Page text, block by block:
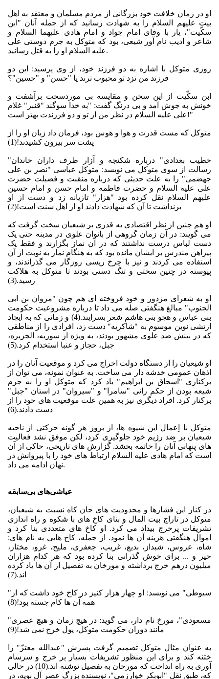
او در زمان خلافت خود بزرگانى از مردم مسلمان و معتقد به اهل
بیت علیهم ‌السلام را به شهادت رسانید كه از جمله آنان "ابن
سكّیت"، یار با وفاى امام جواد و امام هادى علیهما‌ السلام و
شاعر و ادیب نام آور شیعى، بود كه متوكل به جرم دوستى على
علیه السلام او را به قتل رسانید.
روزى متوكل با اشاره به دو فرزند خود، از وى پرسید: این دو
فرزند من نزد تو محبوب ترند یا "حسن" و "حسین"؟
ابن سكّیت از این سخن و مقایسه بى موردسخت برآشفت و
خونش به جوش آمد و بى درنگ گفت: "به خدا سوگند "قنبر" غلام
على علیه السلام در نظر من از تو و دو فرزندت بهتر است!"
متوكل كه مست قدرت و هوا و هوس بود، فرمان داد زبان او را از
پشت سر بیرون كشیدند!(1)
"خطیب بغدادى" درباره شكنجه و آزار طرف داران خاندان
رسالت از سوى متوكل مى‏ نویسد: متوكل عباسى "نصر بن على
جهضمى" را به علت حدیثى كه درباره منقبت و فضیلت حضرت
على علیه السلام و حضرت فاطمه و امام حسن و امام حسین
علیهم السلام نقل كرده بود "هزار" تازیانه زد و دست از او
برنداشت تا آن كه شهادت دادند او از اهل سنت است!(2)
او هم چنین از نظر اقتصادى به قدرى بر شیعیان سخت گرفت كه
مى‏ گویند: در آن زمان گروهى از بانوان علوى در مدینه حتى یک
دست لباس درست نداشتند كه در آن نماز بگزارند و فقط یک
پیراهن مندرس بر ایشان مانده بود كه به هنگام نماز به نوبت از آن
استفاده مى‏ كردند و نیز با چرخ ریسى روزگار مى‏ گذراندند، و
پیوسته در چنین سختى و تنگ دستى بودند تا متوكل به هلاكت
رسید.(3)
او به شعراى مزدور و خود فروخته ‏اى هم چون "مروان بن ابى
الجنوب" مبالغ هنگفتى صله مى‏ داد تا درباره مشروعیت حكومت
بنى عباس و هجو بنى هاشم شعر بسرایند.(4) و زمانى كه به ایجاد
ارتشى نوین موسوم به "شاكریه" دست زد، افرادى را از مناطقى
كه در بینش ضد علوى مشهور بودند، به ویژه از سوریه، الجزیره،
جبل، حجاز و عنبا استخدام كرد.(5)
او شیعیان را از دستگاه دولت اخراج مى‏ كرد و موقعیت آنان را در
اذهان عمومى خدشه دار مى‏ ساخت. به عنوان نمونه، مى‏ توان از
بركنارى "اسحاق بن ابراهیم" یاد كرد كه متوكل او را به جرم
شیعه بودن از حكم رانى "سامرا" و "سیروان" در استان "جبل"
بركنار كرد. افراد دیگرى نیز به همین علت موقعیت هاى خود را از
دست دادند.(6)
متوكل با اِعمال این شیوه‏ ها، از بروز هر گونه حركتى از ناحیه
شیعیان بر ضد رژیم خود جلوگیرى كرد، لكن موفق نشد فعالیت
هاى پنهانى آنان را خاتمه بخشد. گزارش هاى تاریخى، حاكى از آن
است كه امام هادى علیه السلام ارتباط هاى خود را با پیروانش در
نهان ادامه مى ‏داد.
عیاشی‌های بی‌سابقه
در كنار این فشارها و محدودیت هاى جان كاه نسبت به شیعیان،
متوكل در تاراج بیت المال و بناى كاخ هاى با شكوه و راه اندازى
تشریفات پرخرج بیداد مى‏ كرد. او كاخ هاى متعددى بنا كرد و
اموال هنگفتى هزینه آن ها نمود. از جمله، كاخ هایى به نام هاى:
شاه، عروس، شبداز، بدیع، غریب، جعفرى، ملیح، غرو، مختار،
حیر و ... براى خوش گذرانى بنا كرده بود كه هر كدام هزاران
میلیون درهم خرج برداشته و مورخان به تفصیل از آن ها یاد كرده‏
اند.(7)
"سیوطى" مى‏ نویسد: او چهار هزار كنیز در كاخ خود داشت كه از
همه آن ها كام جسته بود!(8)
"مسعودى"، مورخ نام دار، مى‏ گوید: در هیچ زمان و هیچ عصرى
مانند دوران حكومت متوكل، پول خرج نمى‏ شد!(9)
به عنوان مثال متوكل تصمیم گرفت پسرش "عبدالله معتزّ" را
ختنه كند و براى این منظور تشریفات بسیار پر خرج و سرسام
آورى به راه انداخت كه مورخان به تفصیل نوشته ‏اند.(10) در حالی
که، طبق نقل "ابوبكر خوارزمى"، نویسنده بزرگ عصر آل بویه، در